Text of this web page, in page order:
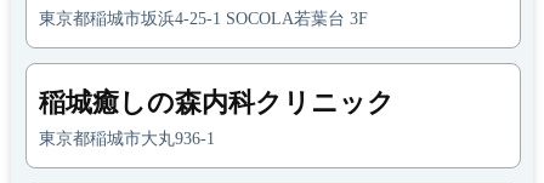
東京都稲城市坂浜4-25-1 SOCOLA若葉台 3F
稲城癒しの森内科クリニック
東京都稲城市大丸936-1